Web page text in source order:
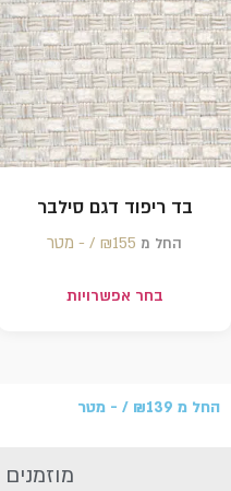
בד ריפוד דגם סילבר
החל מ ₪ 155 /‏‏‎ ‎- מטר
בחר אפשרויות
מ ₪ 139 /‏‏‎ ‎- מטר
מוזמנים